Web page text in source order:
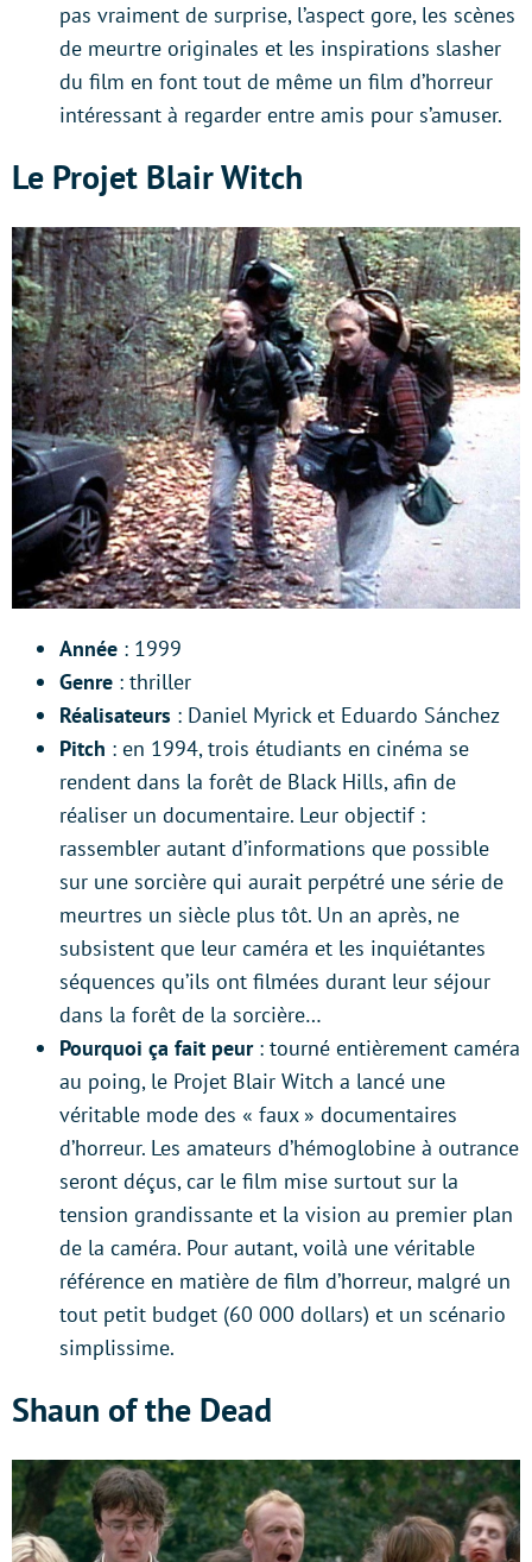
pas vraiment de surprise, l’aspect gore, les scènes
de meurtre originales et les inspirations slasher
du film en font tout de même un film d’horreur
intéressant à regarder entre amis pour s’amuser.
Le Projet Blair Witch
Année : 1999
Genre : thriller
Réalisateurs : Daniel Myrick et Eduardo Sánchez
Pitch : en 1994, trois étudiants en cinéma se
rendent dans la forêt de Black Hills, afin de
réaliser un documentaire. Leur objectif :
rassembler autant d’informations que possible
sur une sorcière qui aurait perpétré une série de
meurtres un siècle plus tôt. Un an après, ne
subsistent que leur caméra et les inquiétantes
séquences qu’ils ont filmées durant leur séjour
dans la forêt de la sorcière…
Pourquoi ça fait peur: tourné entièrement caméra
au poing, le Projet Blair Witch a lancé une
véritable mode des « faux » documentaires
d’horreur. Les amateurs d’hémoglobine à outrance
seront déçus, car le film mise surtout sur la
tension grandissante et la vision au premier plan
de la caméra. Pour autant, voilà une véritable
référence en matière de film d’horreur, malgré un
tout petit budget (60 000 dollars) et un scénario
simplissime.
Shaun of the Dead